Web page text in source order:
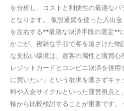
を分析し、コストと利便性の最適な
となります。 仮想通貨を使った入出
を左右する**最適な決済手段の選定**
かごが、複雑な手順で客を遠ざけた物
な支払い環境は、顧客の属性と購買心
レジットカードとコンビニ決済を併
に買いたい」という欲求を逃さずキ
料や入金サイクルといった運営視点
軸から比較検討することが重要です。